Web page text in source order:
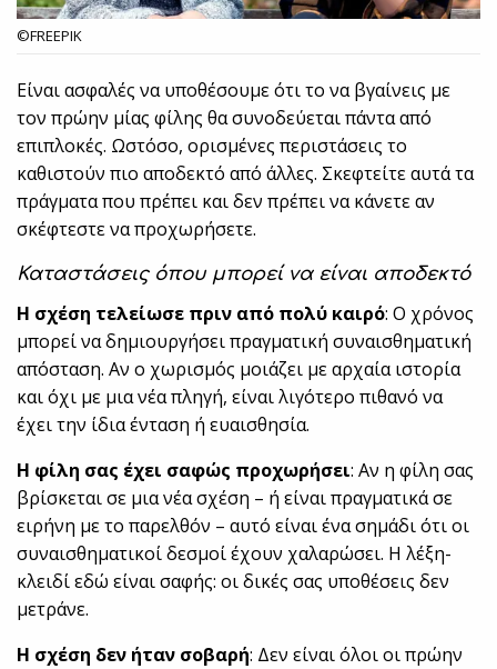
©FREEPIK
Είναι ασφαλές να υποθέσουμε ότι το να βγαίνεις με
τον πρώην μίας φίλης θα συνοδεύεται πάντα από
επιπλοκές. Ωστόσο, ορισμένες περιστάσεις το
καθιστούν πιο αποδεκτό από άλλες. Σκεφτείτε αυτά τα
πράγματα που πρέπει και δεν πρέπει να κάνετε αν
σκέφτεστε να προχωρήσετε.
Καταστάσεις όπου μπορεί να είναι αποδεκτό
Η σχέση τελείωσε πριν από πολύ καιρό: Ο χρόνος
μπορεί να δημιουργήσει πραγματική συναισθηματική
απόσταση. Αν ο χωρισμός μοιάζει με αρχαία ιστορία
και όχι με μια νέα πληγή, είναι λιγότερο πιθανό να
έχει την ίδια ένταση ή ευαισθησία.
Η φίλη σας έχει σαφώς προχωρήσει: Αν η φίλη σας
βρίσκεται σε μια νέα σχέση – ή είναι πραγματικά σε
ειρήνη με το παρελθόν – αυτό είναι ένα σημάδι ότι οι
συναισθηματικοί δεσμοί έχουν χαλαρώσει. Η λέξη-
κλειδί εδώ είναι σαφής: οι δικές σας υποθέσεις δεν
μετράνε.
Η σχέση δεν ήταν σοβαρή: Δεν είναι όλοι οι πρώην